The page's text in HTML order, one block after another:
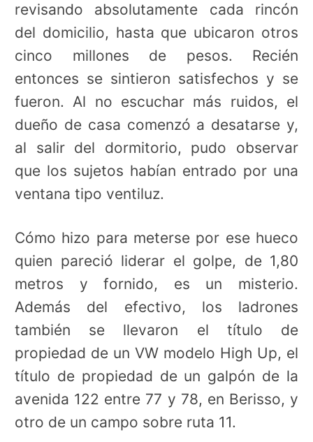
revisando absolutamente cada rincón
del domicilio, hasta que ubicaron otros
cinco millones de pesos. Recién
entonces se sintieron satisfechos y se
fueron. Al no escuchar más ruidos, el
dueño de casa comenzó a desatarse y,
al salir del dormitorio, pudo observar
que los sujetos habían entrado por una
ventana tipo ventiluz.
Cómo hizo para meterse por ese hueco
quien pareció liderar el golpe, de 1,80
metros y fornido, es un misterio.
Además del efectivo, los ladrones
también se llevaron el título de
propiedad de un VW modelo High Up, el
título de propiedad de un galpón de la
avenida 122 entre 77 y 78, en Berisso, y
otro de un campo sobre ruta 11.